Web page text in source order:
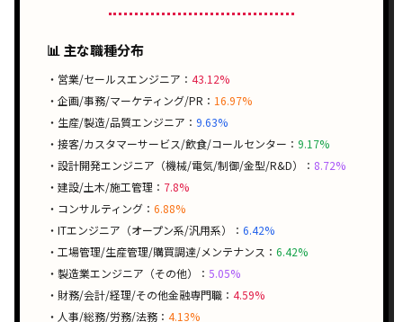
📊 主な職種分布
・営業/セールスエンジニア： 43.12%
・企画/事務/マーケティング/PR： 16.97%
・生産/製造/品質エンジニア： 9.63%
・接客/カスタマーサービス/飲食/コールセンター： 9.17%
・設計開発エンジニア（機械/電気/制御/金型/R&D）： 8.72%
・建設/土木/施工管理： 7.8%
・コンサルティング： 6.88%
・ITエンジニア（オープン系/汎用系）： 6.42%
・工場管理/生産管理/購買調達/メンテナンス： 6.42%
・製造業エンジニア（その他）： 5.05%
・財務/会計/経理/その他金融専門職： 4.59%
・人事/総務/労務/法務： 4.13%